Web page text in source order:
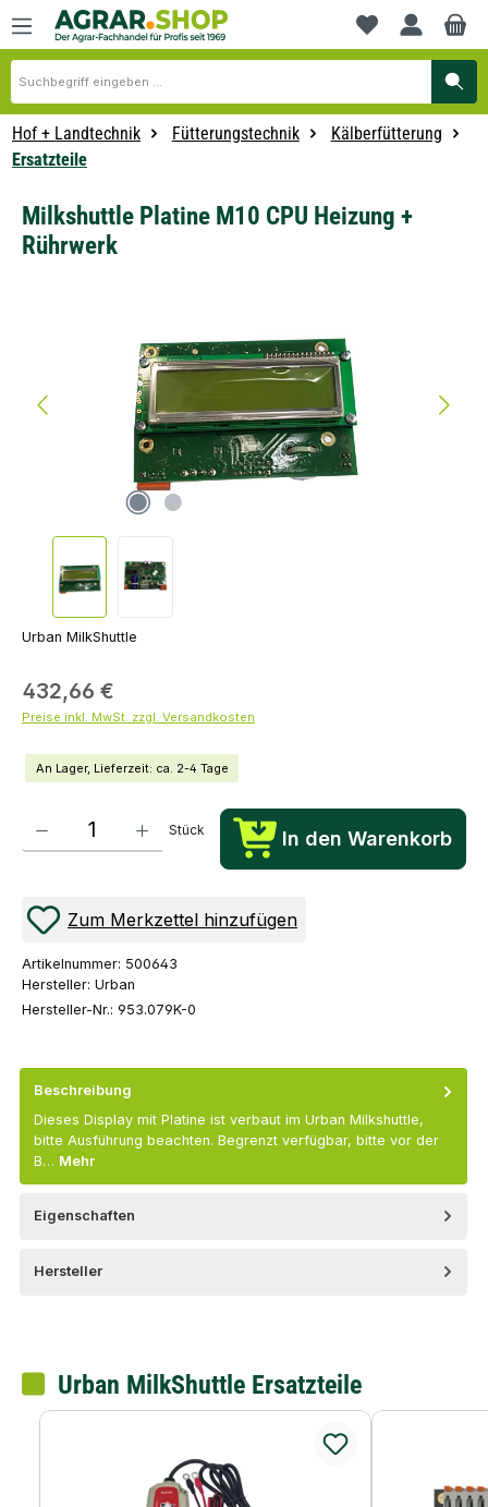
springen
Du hast 0
Hof + Landtechnik Fütterungstechnik
Kälberfütterung
Ersatzteile
Milkshuttle Platine M10 CPU Heizung +
Rührwerk
Urban MilkShuttle
432,66 €
Preise inkl. MwSt. zzgl. Versandkosten
An Lager, Lieferzeit: ca. 2-4 Tage
Produkt Anzahl: Gib den gewünschten Wert ein oder benutze die Schaltflächen um die
Stück In den Warenkorb
Zum Merkzettel hinzufügen
Artikelnummer: 500643
Hersteller: Urban
Hersteller-Nr.: 953.079K-0
Beschreibung
Dieses Display mit Platine ist verbaut im Urban Milkshuttle,
bitte Ausführung beachten. Begrenzt verfügbar, bitte vor der
B… Mehr
Eigenschaften
Hersteller
Urban MilkShuttle Ersatzteile